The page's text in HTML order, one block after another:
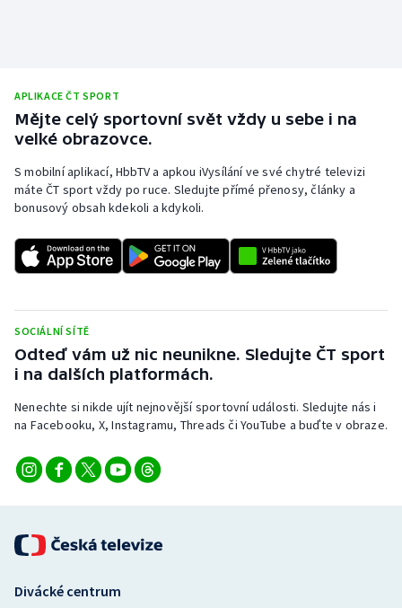
APLIKACE ČT SPORT
Mějte celý sportovní svět vždy u sebe i na
velké obrazovce.
S mobilní aplikací, HbbTV a apkou iVysílání ve své chytré televizi
máte ČT sport vždy po ruce. Sledujte přímé přenosy, články a
bonusový obsah kdekoli a kdykoli.
SOCIÁLNÍ SÍTĚ
Odteď vám už nic neunikne. Sledujte ČT sport
i na dalších platformách.
Nenechte si nikde ujít nejnovější sportovní události. Sledujte nás i
na Facebooku, X, Instagramu, Threads či YouTube a buďte v obraze.
Divácké centrum